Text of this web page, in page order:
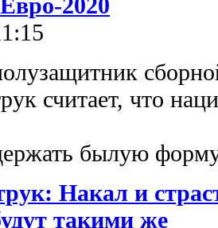
2020
считает, что
былую
Накал и
такими же